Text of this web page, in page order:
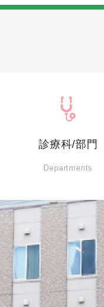
診療科/部⾨
Departments